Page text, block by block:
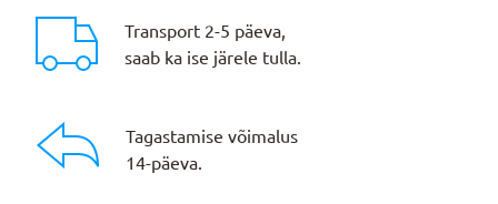
Transport 2-5 päeva,
saab ka ise järele tulla.
Tagastamise võimalus
14-päeva.